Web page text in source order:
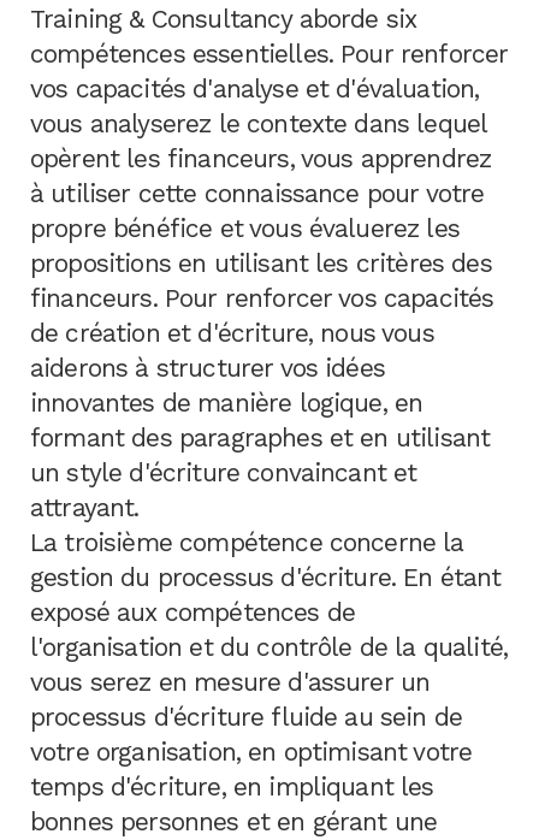
Training & Consultancy aborde six
compétences essentielles. Pour renforcer
vos capacités d'analyse et d'évaluation,
vous analyserez le contexte dans lequel
opèrent les financeurs, vous apprendrez
à utiliser cette connaissance pour votre
propre bénéfice et vous évaluerez les
propositions en utilisant les critères des
financeurs. Pour renforcer vos capacités
de création et d'écriture, nous vous
aiderons à structurer vos idées
innovantes de manière logique, en
formant des paragraphes et en utilisant
un style d'écriture convaincant et
attrayant.
La troisième compétence concerne la
gestion du processus d'écriture. En étant
exposé aux compétences de
l'organisation et du contrôle de la qualité,
vous serez en mesure d'assurer un
processus d'écriture fluide au sein de
votre organisation, en optimisant votre
temps d'écriture, en impliquant les
bonnes personnes et en gérant une